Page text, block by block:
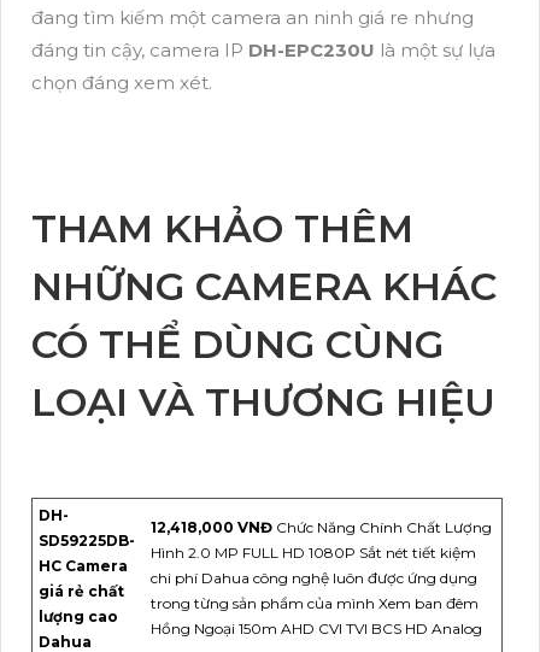
đang tìm kiếm một camera an ninh giá re nhưng
đáng tin cậy, camera IP DH-EPC230U là một sự lựa
chọn đáng xem xét.
THAM KHẢO THÊM
NHỮNG CAMERA KHÁC
CÓ THỂ DÙNG CÙNG
LOẠI VÀ THƯƠNG HIỆU
DH-
SD59225DB-
HC Camera
giá rẻ chất
lượng cao
Dahua
12,418,000 VNĐ Chức Năng Chính Chất Lượng
Hình 2.0 MP FULL HD 1080P Sắt nét tiết kiệm
chi phí Dahua công nghệ luôn được ứng dụng
trong từng sản phẩm của mình Xem ban đêm
Hồng Ngoại 150m AHD CVI TVI BCS HD Analog